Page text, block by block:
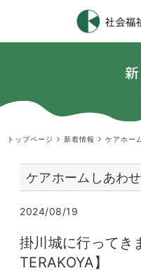
トップページ 新着情報 ケアホー
ケアホームしあわせ
2024/08/19
掛川城に行ってき
TERAKOYA】